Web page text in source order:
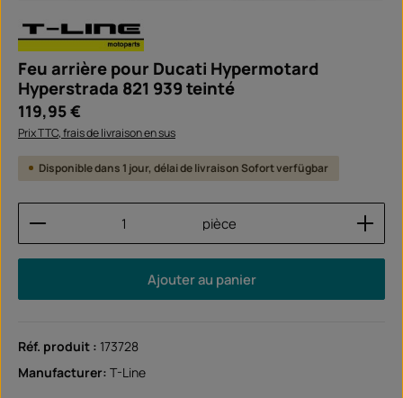
Feu arrière pour Ducati Hypermotard
Hyperstrada 821 939 teinté
Prix régulier :
119,95 €
Prix TTC, frais de livraison en sus
Disponible dans 1 jour, délai de livraison Sofort verfügbar
Quantité de produit : Entrez la quantité
pièce
Ajouter au panier
Réf. produit : 173728
Manufacturer: T-Line